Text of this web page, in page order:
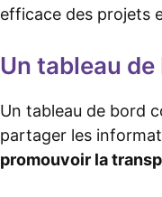
efficace des projets
Un tableau
Un tableau de bord
partager les
promouvoir la